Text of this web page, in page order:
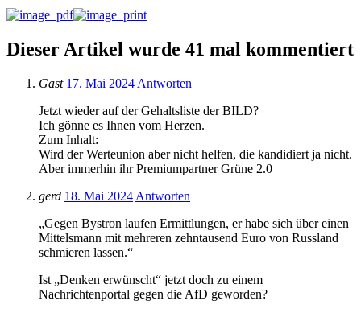
Dieser Artikel wurde 41 mal kommentiert
Gast 17. Mai 2024 Antworten
Jetzt wieder auf der Gehaltsliste der BILD?
Ich gönne es Ihnen vom Herzen.
Zum Inhalt:
Wird der Werteunion aber nicht helfen, die kandidiert ja nicht.
Aber immerhin ihr Premiumpartner Grüne 2.0
gerd 18. Mai 2024 Antworten
„Gegen Bystron laufen Ermittlungen, er habe sich über einen
Mittelsmann mit mehreren zehntausend Euro von Russland
schmieren lassen.“
Ist „Denken erwünscht“ jetzt doch zu einem
Nachrichtenportal gegen die AfD geworden?